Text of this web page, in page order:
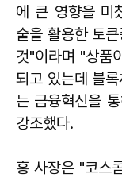
에 큰 영향을 미
술을 활용한 토
것"이라며 "상품
되고 있는데 블
는 금융혁신을
강조했다.
홍 사장은 "코스